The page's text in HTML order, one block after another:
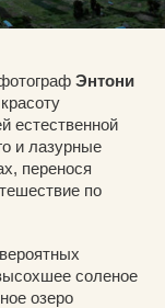
Энтони
естественной
и лазурные
перенося
по
соленое
озеро